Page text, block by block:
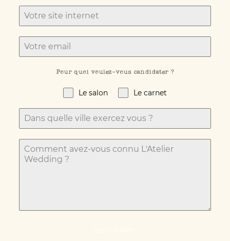
Pour quoi voulez-vous candidater ?
Le salon Le carnet